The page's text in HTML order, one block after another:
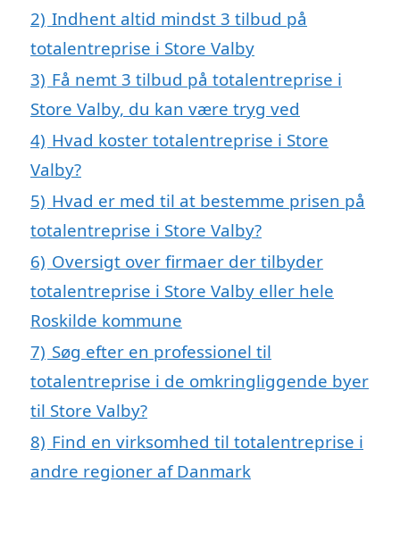
2) Indhent altid mindst 3 tilbud på
totalentreprise i Store Valby
3) Få nemt 3 tilbud på totalentreprise i
Store Valby, du kan være tryg ved
4) Hvad koster totalentreprise i Store
Valby?
5) Hvad er med til at bestemme prisen på
totalentreprise i Store Valby?
6) Oversigt over firmaer der tilbyder
totalentreprise i Store Valby eller hele
Roskilde kommune
7) Søg efter en professionel til
totalentreprise i de omkringliggende byer
til Store Valby?
8) Find en virksomhed til totalentreprise i
andre regioner af Danmark